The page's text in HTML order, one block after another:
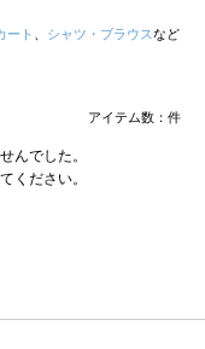
ート シャツ・ブラウスなど
アイテム数： 件
んでした。
ください。